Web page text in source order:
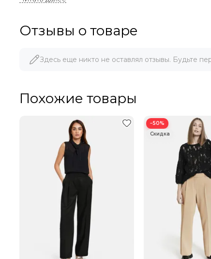
Отзывы о товаре
Здесь еще никто не оставлял отзывы. Будьте
Похожие товары
−50%